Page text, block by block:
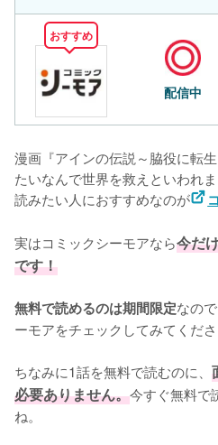
おすすめ
配信中
漫画『アインの伝説～脇役に転
たいなんで世界を救えといわれ
読みたい人におすすめなのが
実はコミックシーモアなら今だ
です！
無料で読めるのは期間限定なの
ーモアをチェックしてみてくださ
ちなみに1話を無料で読むのに、
必要ありません。今すぐ無料で
ね。